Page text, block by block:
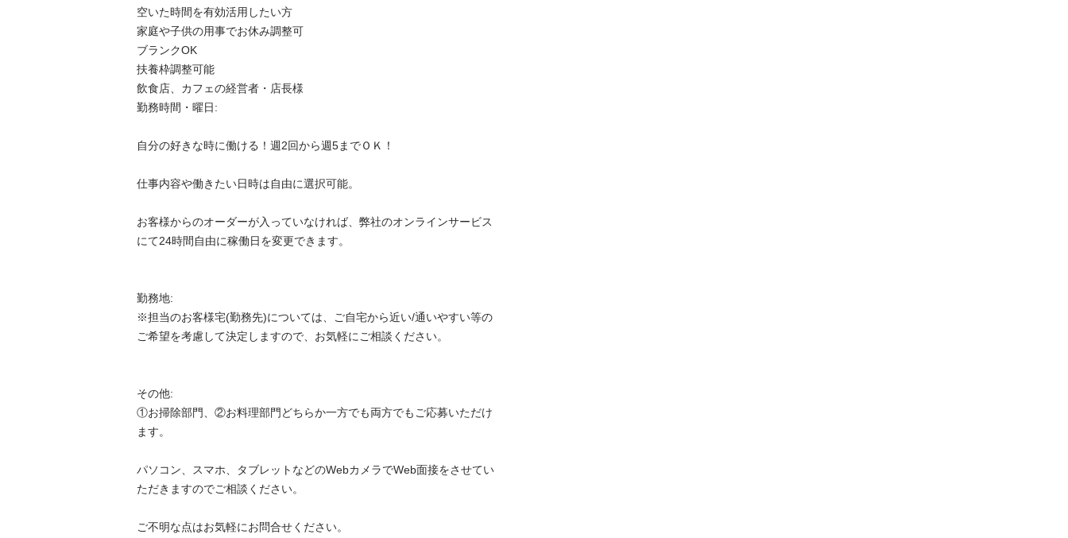
空いた時間を有効活用したい方
家庭や子供の用事でお休み調整可
ブランクOK
扶養枠調整可能
飲食店、カフェの経営者・店長様
勤務時間・曜日:
自分の好きな時に働ける！週2回から週5までＯＫ！
仕事内容や働きたい日時は自由に選択可能。
お客様からのオーダーが入っていなければ、弊社のオンラインサービス
にて24時間自由に稼働日を変更できます。
勤務地:
※担当のお客様宅(勤務先)については、ご自宅から近い/通いやすい等の
ご希望を考慮して決定しますので、お気軽にご相談ください。
その他:
①お掃除部門、②お料理部門どちらか一方でも両方でもご応募いただけ
ます。
パソコン、スマホ、タブレットなどのWebカメラでWeb面接をさせてい
ただきますのでご相談ください。
ご不明な点はお気軽にお問合せください。